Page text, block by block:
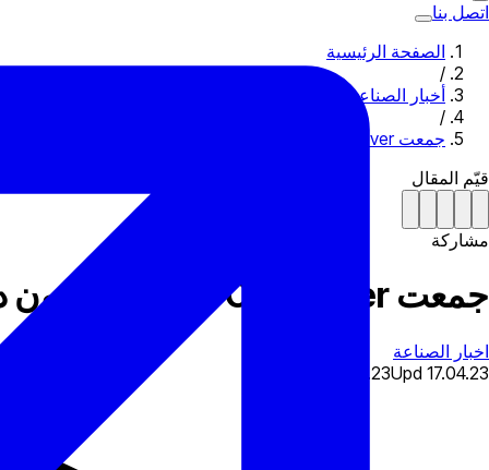
اتصل بنا
الصفحة الرئيسية
/
أخبار الصناعة
/
جمعت Coincover مبلغ 30 مليون دولار للحفاظ على صناديق العملات المشفرة الخاصة بك آمنة.
قيّم المقال
مشاركة
جمعت Coincover مبلغ 30 مليون دولار للحفاظ على صناديق العملات المشفرة الخاصة بك آمنة.
اخبار الصناعة
12.02.23Upd 17.04.23